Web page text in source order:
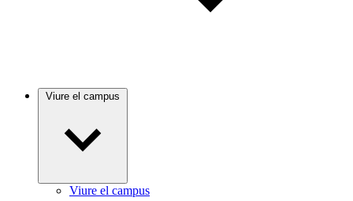
Viure el campus
Viure el campus